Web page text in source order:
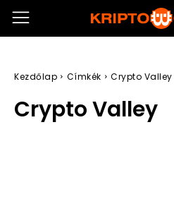
Kezdőlap Címkék Crypto Valley
Crypto Valley